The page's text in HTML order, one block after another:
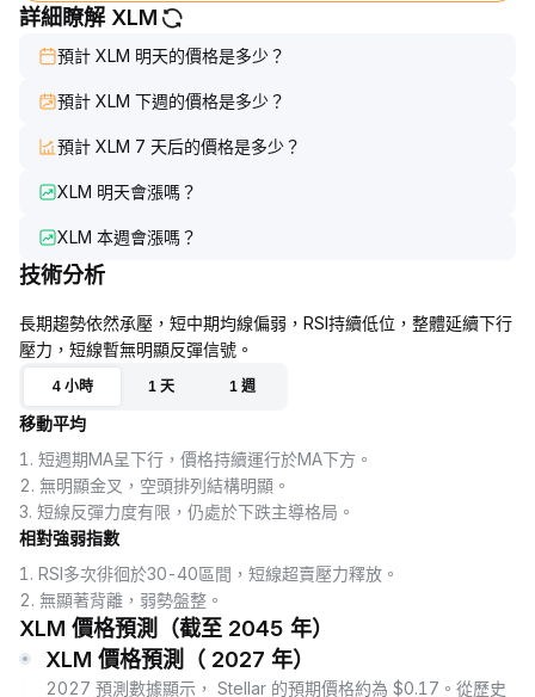
詳細瞭解 XLM
預計 XLM 明天的價格是多少？
預計 XLM 下週的價格是多少？
預計 XLM 7 天后的價格是多少？
XLM 明天會漲嗎？
XLM 本週會漲嗎？
技術分析
長期趨勢依然承壓，短中期均線偏弱，RSI持續低位，整體延續下行
壓力，短線暫無明顯反彈信號。
4 小時 1 天 1 週
移動平均
1 . 短週期MA呈下行，價格持續運行於MA下方。
2. 無明顯金叉，空頭排列結構明顯。
3. 短線反彈力度有限，仍處於下跌主導格局。
相對強弱指數
1 . RSI多次徘徊於30-40區間，短線超賣壓力釋放。
2. 無顯著背離，弱勢盤整。
XLM 價格預測（截至 2045 年）
XLM 價格預測（ 2027 年）
2027 預測數據顯示， Stellar 的預期價格約為 $0.17。從歷史